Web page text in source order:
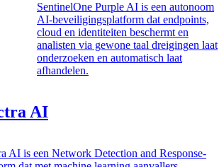
SentinelOne Purple AI is een autonoom
AI-beveiligingsplatform dat endpoints,
cloud en identiteiten beschermt en
analisten via gewone taal dreigingen laat
onderzoeken en automatisch laat
afhandelen.
AI
AI is een Network Detection and Response-